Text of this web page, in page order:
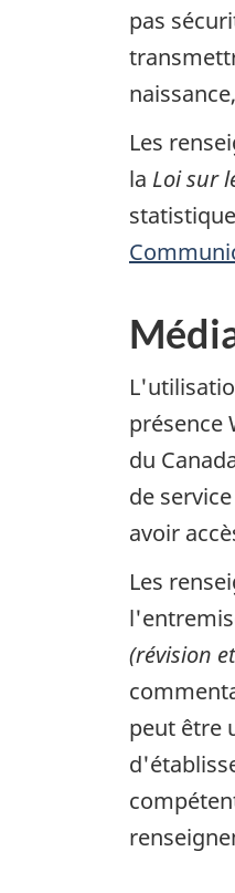
pas
Les
la Loi sur
présence
du
de
avoir
Les
(révision
peut être